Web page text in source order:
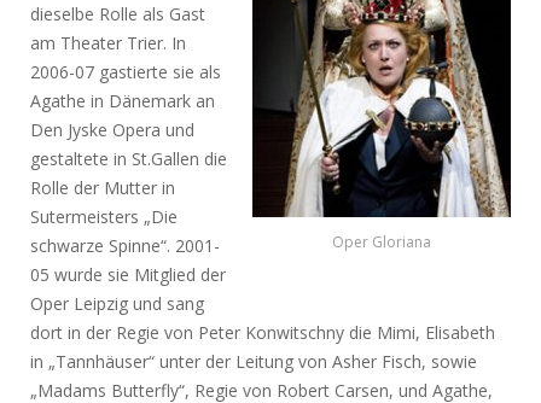
Oper Gloriana
dieselbe Rolle als Gast
am Theater Trier. In
2006-07 gastierte sie als
Agathe in Dänemark an
Den Jyske Opera und
gestaltete in St.Gallen die
Rolle der Mutter in
Sutermeisters „Die
schwarze Spinne“. 2001-
05 wurde sie Mitglied der
Oper Leipzig und sang
dort in der Regie von Peter Konwitschny die Mimi, Elisabeth
in „Tannhäuser“ unter der Leitung von Asher Fisch, sowie
„Madams Butterfly“, Regie von Robert Carsen, und Agathe,